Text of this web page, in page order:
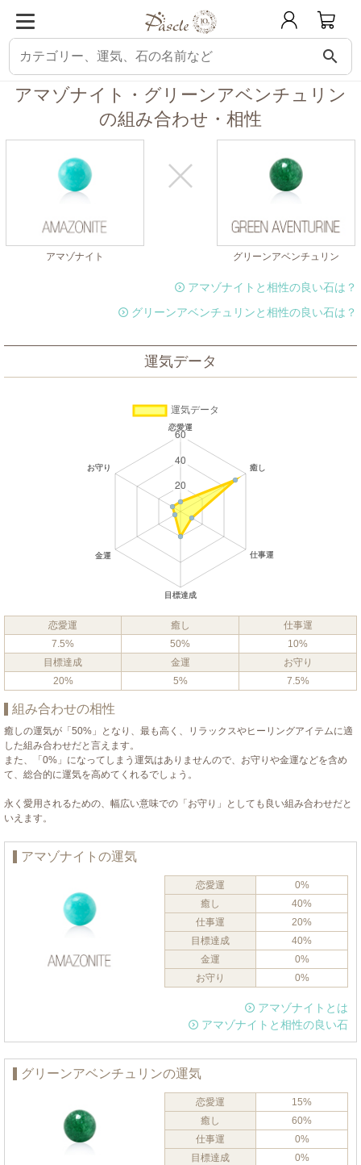
search
パスクル 組み合わせ・相性チェック アマゾナイトと相性の良い石 アマ
アマゾナイト・グリーンアベンチュリン
の組み合わせ・相性
アマゾナイト グリーンアベンチュリン
アマゾナイトと相性の良い石は？
グリーンアベンチュリンと相性の良い石は？
運気データ
恋愛運 癒し
仕事運
7.5%
50%
10%
目標達成
金運
お守り
20%
5% 7.5%
組み合わせの相性
癒しの運気が「50%」となり、最も高く、リラックスやヒーリングアイテムに適
した組み合わせだと言えます。
また、「0%」になってしまう運気はありませんので、お守りや金運などを含め
て、総合的に運気を高めてくれるでしょう。
永く愛用されるための、幅広い意味での「お守り」としても良い組み合わせだと
いえます。
アマゾナイトの運気
恋愛運
0%
癒し
40%
仕事運
20%
目標達成
40%
金運
0%
お守り
0%
アマゾナイトとは
アマゾナイトと相性の良い石
グリーンアベンチュリンの運気
恋愛運
15%
癒し
60%
仕事運
0%
目標達成
0%